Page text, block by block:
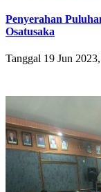
Penyerahan
Osatusaka
Tanggal 19 Jun